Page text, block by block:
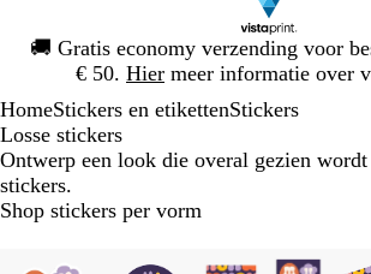
🚚 Gratis economy verzending voor
€ 50. Hier meer informatie over
1
HomeStickers en etikettenStickers
Losse stickers
Ontwerp een look die overal gezien
stickers.
Shop stickers per vorm
Nieuwe optiesNieuwe optiesNieuwe opties
Nieuwe